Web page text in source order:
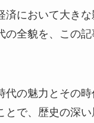
済において大き
の全貌を、この
代の魅力とその
とで、歴史の深い